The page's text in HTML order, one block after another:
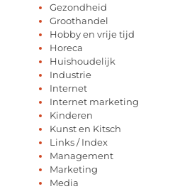
Gezondheid
Groothandel
Hobby en vrije tijd
Horeca
Huishoudelijk
Industrie
Internet
Internet marketing
Kinderen
Kunst en Kitsch
Links / Index
Management
Marketing
Media